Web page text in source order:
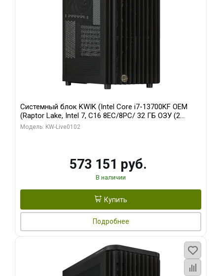
Системный блок KWIK (Intel Core i7-13700KF OEM
(Raptor Lake, Intel 7, C16 8EC/8PC/ 32 ГБ ОЗУ (2
модуля)/ Afox RTX4090 24GB GDDR6X 384-Bit 3xDP
Модель: KW-Live0102
573 151 руб.
В наличии
Купить
Подробнее